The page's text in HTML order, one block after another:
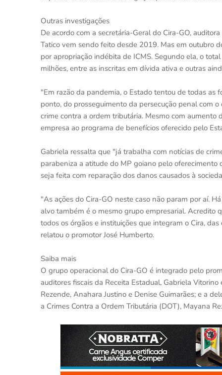
Outras investigações
De acordo com a secretária-Geral do Cira-GO,
Tatico vem sendo feito desde 2019. Mas em outubro
por apropriação indébita de ICMS. Segundo ela, o
milhões, entre as inscritas em dívida ativa e outras
"Em razão da pandemia, o Estado tentou de todas as
ponto, do prosseguimento da persecução penal com
crime contra a ordem tributária. Mesmo com
empresa ao programa de benefícios oferecido pelo
Gabriela ressalta que "já trabalha com notícias de
parabeniza a atitude do MP goiano pelo
seja feita com reparação dos danos causados à
"As ações do Cira-GO neste caso não param por aí.
alvo também é o mesmo grupo empresarial. Acredito
todos os órgãos e instituições que integram o Cira,
relatou o promotor José Humberto.
Saiba mais
O grupo operacional do Cira-GO é integrado pelo
auditores fiscais da Receita Estadual, Gabriela
Rezende, Anahara Justino e Denise Guimarães; e a
a Crimes Contra a Ordem Tributária (DOT), Mayana